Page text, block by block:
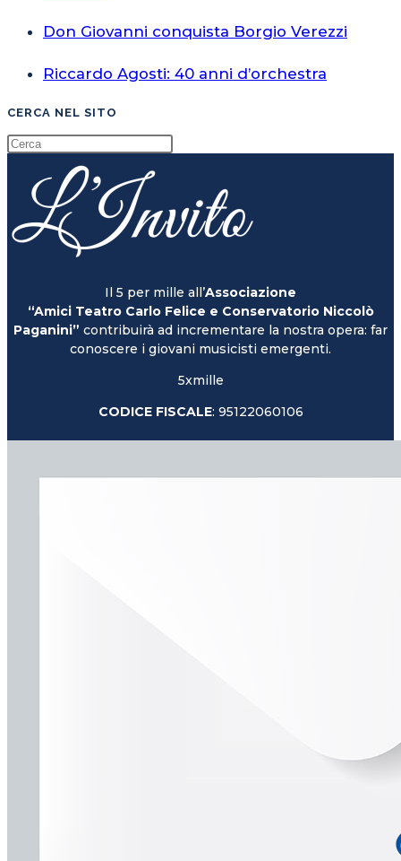
Don Giovanni conquista Borgio Verezzi
Riccardo Agosti: 40 anni d’orchestra
CERCA NEL SITO
Il 5 per mille all’Associazione
“Amici Teatro Carlo Felice e Conservatorio Niccolò
Paganini” contribuirà ad incrementare la nostra opera: far
conoscere i giovani musicisti emergenti.
5xmille
CODICE FISCALE: 95122060106